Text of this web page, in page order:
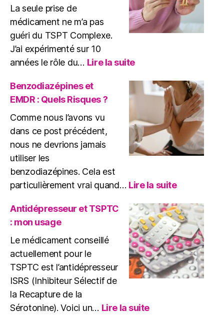
La seule prise de
médicament ne m’a pas
guéri du TSPT Complexe.
J’ai expérimenté sur 10
années le rôle du… Lire la suite:
du
médicament
traitement
du
TSPT
Complexe
Benzodiazépines et
EMDR : Quels Risques ?
Comme nous l’avons vu
dans ce post précédent,
nous ne devrions jamais
utiliser les
benzodiazépines. Cela est
particulièrement vrai quand… Lire la suite:
et
EMDR
:
Quels
Risques
?
Antidépresseur et TSPTC
: mon usage
Le médicament conseillé
actuellement pour le
TSPTC est l’antidépresseur
ISRS (Inhibiteur Sélectif de
la Recapture de la
Sérotonine). Voici un… Lire la suite: